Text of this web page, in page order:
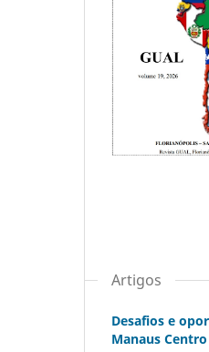
Artigos
Desafios e
Manaus Centro